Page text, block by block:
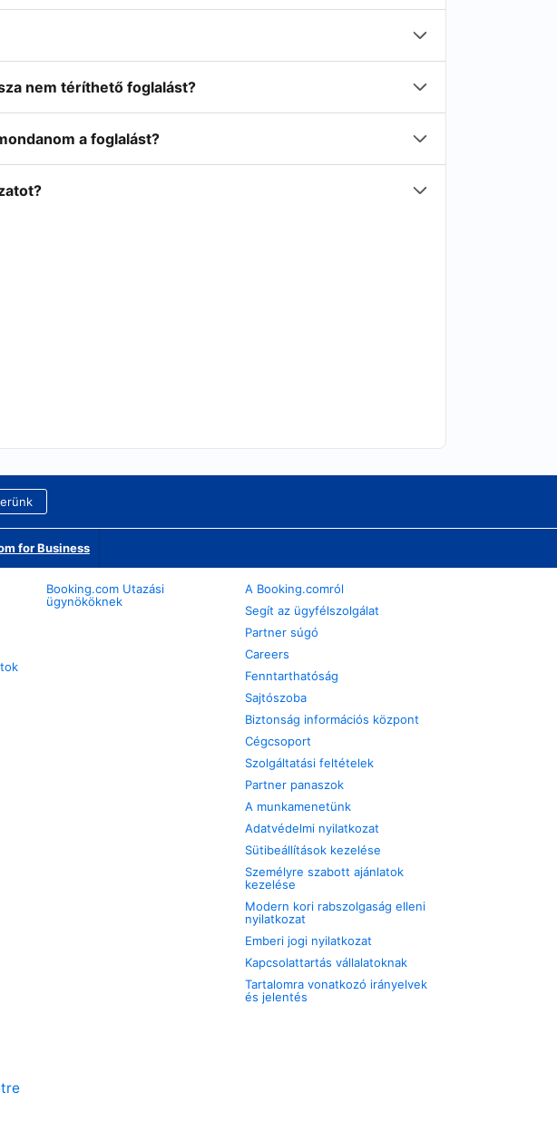
nem téríthető foglalást?
a foglalást?
for Business
Booking.com Utazási
ügynököknek
A Booking.comról
Segít az ügyfélszolgálat
Partner súgó
Careers
Fenntarthatóság
Sajtószoba
Biztonság információs központ
Cégcsoport
Szolgáltatási feltételek
Partner panaszok
A munkamenetünk
Adatvédelmi nyilatkozat
Sütibeállítások kezelése
Személyre szabott ajánlatok
kezelése
Modern kori rabszolgaság elleni
nyilatkozat
Emberi jogi nyilatkozat
Kapcsolattartás vállalatoknak
Tartalomra vonatkozó irányelvek
és jelentés